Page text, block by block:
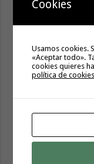
La campaña de
1,1 millones de
Gomera
Cookies
Usamos cookies.
«Aceptar todo».
cookies quieres
política de cookies